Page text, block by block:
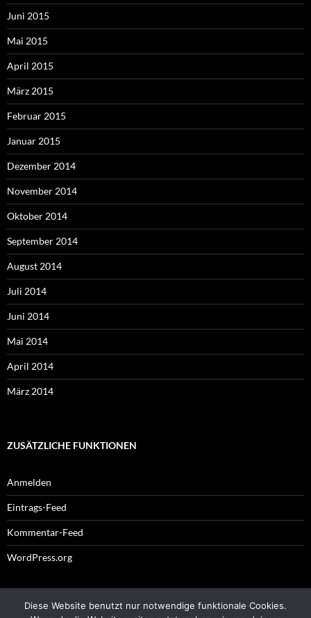
Juni 2015
Mai 2015
April 2015
März 2015
Februar 2015
Januar 2015
Dezember 2014
November 2014
Oktober 2014
September 2014
August 2014
Juli 2014
Juni 2014
Mai 2014
April 2014
März 2014
ZUSÄTZLICHE FUNKTIONEN
Anmelden
Eintrags-Feed
Kommentar-Feed
WordPress.org
Impressum
Diese Website benutzt nur notwendige funktionale Cookies.